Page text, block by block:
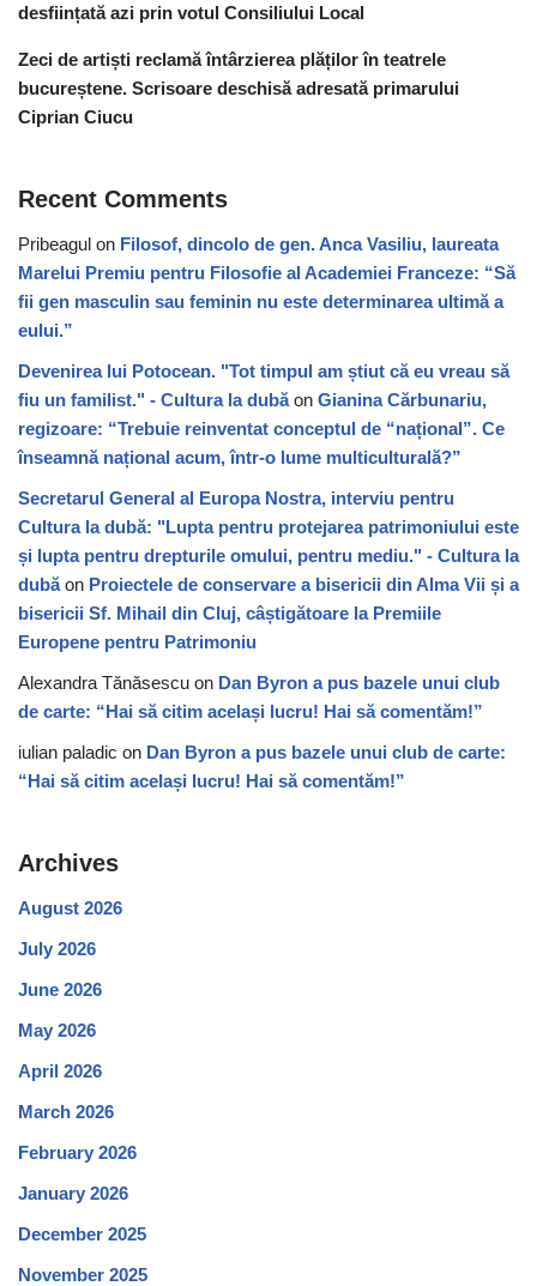
desființată azi prin votul Consiliului Local
Zeci de artiști reclamă întârzierea plăților în teatrele
bucureștene. Scrisoare deschisă adresată primarului
Ciprian Ciucu
Recent Comments
Pribeagul on Filosof, dincolo de gen. Anca Vasiliu, laureata
Marelui Premiu pentru Filosofie al Academiei Franceze: “Să
fii gen masculin sau feminin nu este determinarea ultimă a
eului.”
Devenirea lui Potocean. "Tot timpul am știut că eu vreau să
fiu un familist." - Cultura la dubăon Gianina Cărbunariu,
regizoare: “Trebuie reinventat conceptul de “național”. Ce
înseamnă național acum, într-o lume multiculturală?”
Secretarul General al Europa Nostra, interviu pentru
Cultura la dubă: "Lupta pentru protejarea patrimoniului este
și lupta pentru drepturile omului, pentru mediu." - Cultura la
dubăon Proiectele de conservare a bisericii din Alma Vii și a
bisericii Sf. Mihail din Cluj, câștigătoare la Premiile
Europene pentru Patrimoniu
Alexandra Tănăsescu on Dan Byron a pus bazele unui club
de carte: “Hai să citim același lucru! Hai să comentăm!”
iulian paladic on Dan Byron a pus bazele unui club de carte:
“Hai să citim același lucru! Hai să comentăm!”
Archives
August 2026
July 2026
June 2026
May 2026
April 2026
March 2026
February 2026
January 2026
December 2025
November 2025